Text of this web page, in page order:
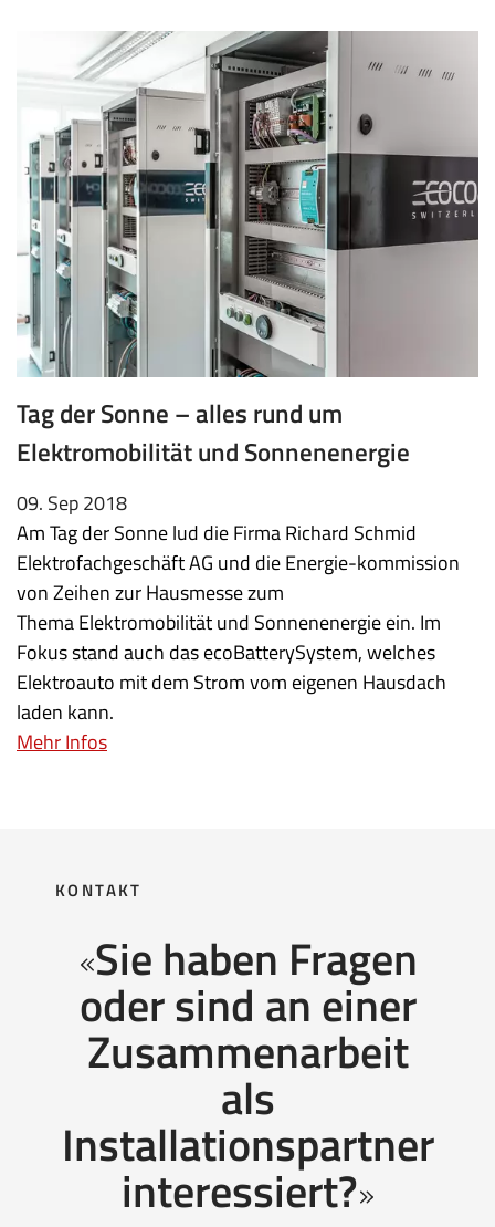
Tag der Sonne – alles rund um
Elektromobilität und Sonnenenergie
09. Sep 2018
Am Tag der Sonne lud die Firma Richard Schmid
Elektrofachgeschäft AG und die Energie-kommission
von Zeihen zur Hausmesse zum
Thema Elektromobilität und Sonnenenergie ein. Im
Fokus stand auch das ecoBatterySystem, welches
Elektroauto mit dem Strom vom eigenen Hausdach
laden kann.
Mehr Infos
KONTAKT
Sie haben Fragen
oder sind an einer
Zusammenarbeit
als
Installationspartner
interessiert?